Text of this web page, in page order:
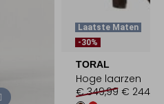
Laatste Maten
-30%
TORAL
Hoge laarzen
€ 349,99 € 244,99